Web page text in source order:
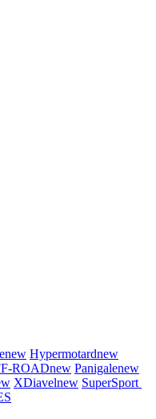
new Hypermotardnew
ROADnew Panigalenew
XDiavelnew SuperSport